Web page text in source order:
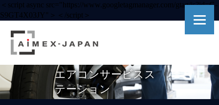
＜script async src="https://www.googletagmanager.com/gtag/js?id=G-
S9GT4X03JY"＞＜/script＞
エアコンサービスス
テーション